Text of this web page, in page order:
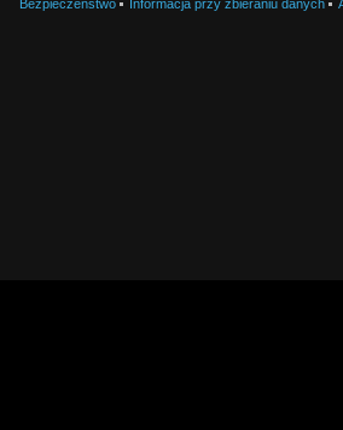
Bezpieczeństwo
Informacja przy zbieraniu danych